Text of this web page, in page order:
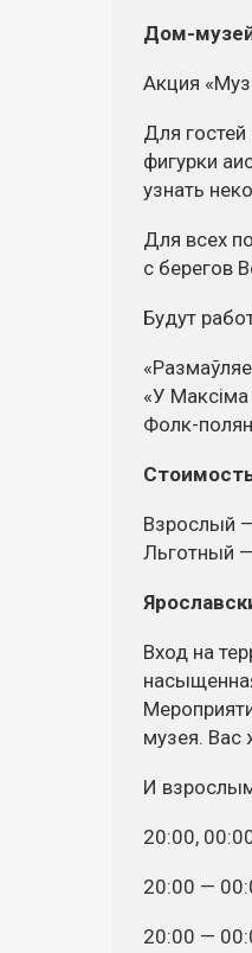
Дом-
Акция
Для гостей
фигурки
узнать
Для всех
с берегов
Будут
«У
Фолк-
Взрослый
Льготный —
Вход на
музея. Вас
И
20:00,
20:00 —
20:00 —